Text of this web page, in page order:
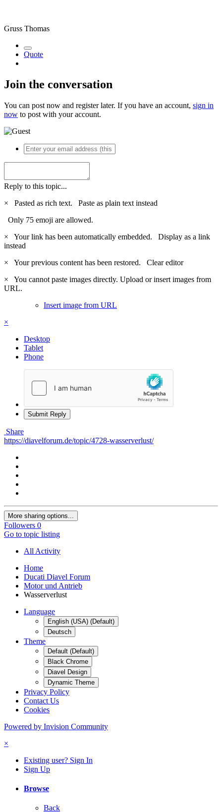
Gruss Thomas
Quote
Join the conversation
You can post now and register later. If you have an account, sign in
now to post with your account.
Reply to this topic...
×
Pasted as rich text. Paste as plain text instead
Only 75 emoji are allowed.
×
Your link has been automatically embedded. Display as a link
instead
×
Your previous content has been restored. Clear editor
×
You cannot paste images directly. Upload or insert images from
URL.
Insert image from URL
×
Desktop
Tablet
Phone
Submit Reply
Share
https://diavelforum.de/topic/4728-wasserverlust/
More sharing options...
Followers 0
Go to topic listing
All Activity
Home
Ducati Diavel Forum
Motor und Antrieb
Wasserverlust
Language
English (USA) (Default)
Deutsch
Theme
Default (Default)
Black Chrome
Diavel Design
Dynamic Theme
Privacy Policy
Contact Us
Cookies
Powered by Invision Community
×
Existing user? Sign In
Sign Up
Browse
Back